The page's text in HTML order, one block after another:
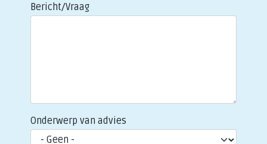
Bericht/Vraag
Onderwerp van advies